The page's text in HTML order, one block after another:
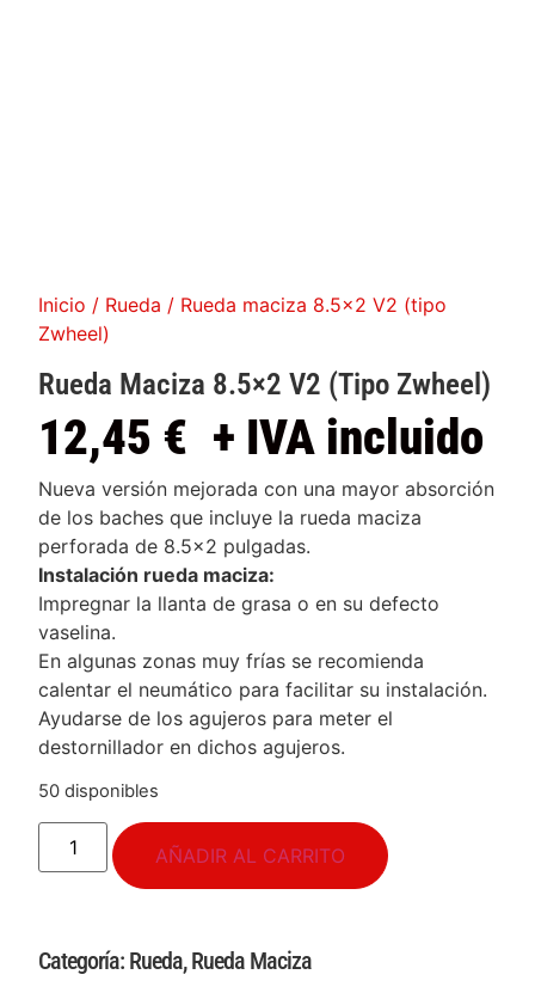
Inicio / Rueda / Rueda maciza 8.5×2 V2 (tipo
Zwheel)
Rueda Maciza 8.5×2 V2 (tipo Zwheel)
12,45 € + IVA incluido
Nueva versión mejorada con una mayor absorción
de los baches que incluye la rueda maciza
perforada de 8.5×2 pulgadas.
Instalación rueda maciza:
Impregnar la llanta de grasa o en su defecto
vaselina.
En algunas zonas muy frías se recomienda
calentar el neumático para facilitar su instalación.
Ayudarse de los agujeros para meter el
destornillador en dichos agujeros.
50 disponibles
AÑADIR AL CARRITO
Categoría: Rueda,Rueda Maciza